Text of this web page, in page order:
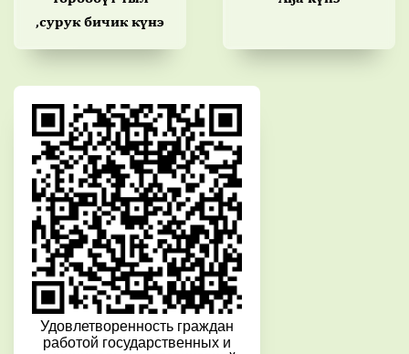
,сурук бичик күнэ
Удовлетворенность граждан
работой государственных и